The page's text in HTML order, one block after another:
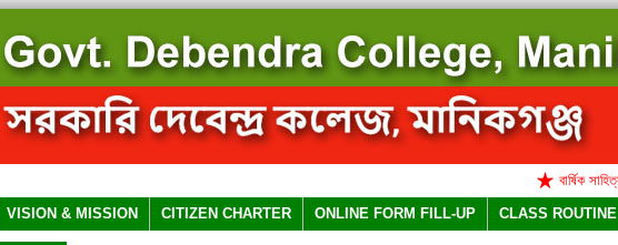
বার্ষিক সাহিত্য
VISION & MISSION CITIZEN CHARTER ONLINE FORM FILL-UP CLASS ROUTINE